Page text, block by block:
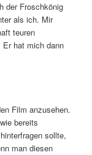
der Froschkönig
als ich. Mir
teuren
Er hat mich dann
Film anzusehen.
bereits
sollte,
man diesen